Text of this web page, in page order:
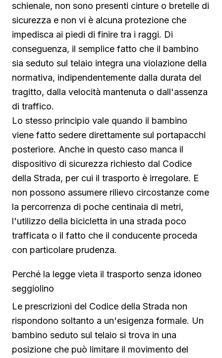
schienale, non sono presenti cinture o bretelle di
sicurezza e non vi è alcuna protezione che
impedisca ai piedi di finire tra i raggi. Di
conseguenza, il semplice fatto che il bambino
sia seduto sul telaio integra una violazione della
normativa, indipendentemente dalla durata del
tragitto, dalla velocità mantenuta o dall'assenza
di traffico.
Lo stesso principio vale quando il bambino
viene fatto sedere direttamente sul portapacchi
posteriore. Anche in questo caso manca il
dispositivo di sicurezza richiesto dal Codice
della Strada, per cui il trasporto è irregolare. E
non possono assumere rilievo circostanze come
la percorrenza di poche centinaia di metri,
l'utilizzo della bicicletta in una strada poco
trafficata o il fatto che il conducente proceda
con particolare prudenza.
Perché la legge vieta il trasporto senza idoneo
seggiolino
Le prescrizioni del Codice della Strada non
rispondono soltanto a un'esigenza formale. Un
bambino seduto sul telaio si trova in una
posizione che può limitare il movimento del